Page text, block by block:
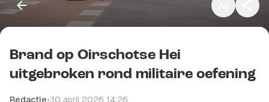
Brand op Oirschotse Hei
uitgebroken rond militaire oefening
Redactie•30 april 2026 14:26